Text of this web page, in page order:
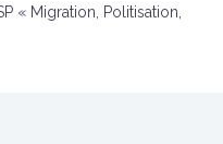
« Migration, Politisation,